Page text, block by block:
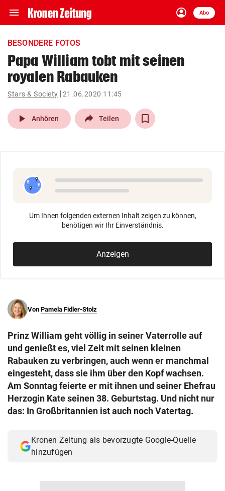
menu Navigation
ein-/ausklappen
account_circle
Anmelden
Abo
close Schließen
account_circle Anmelden
pin_drop
Wien arrow_right
search
eingeben
BESONDERE FOTOS
Papa William tobt mit seinen
royalen Rabauken
Stars & Society 21.06.2020 11:45
play_arrow Anhören Teilen
Um Ihnen folgenden externen Inhalt zeigen zu können,
benötigen wir Ihr Einverständnis.
Anzeigen
Von Pamela Fidler-Stolz
Prinz William geht völlig in seiner Vaterrolle auf
und genießt es, viel Zeit mit seinen kleinen
Rabauken zu verbringen, auch wenn er manchmal
eingesteht, dass sie ihm über den Kopf wachsen.
Am Sonntag feierte er mit ihnen und seiner Ehefrau
Herzogin Kate seinen 38. Geburtstag. Und nicht nur
das: In Großbritannien ist auch noch Vatertag.
Kronen Zeitung als bevorzugte Google-Quelle
hinzufügen